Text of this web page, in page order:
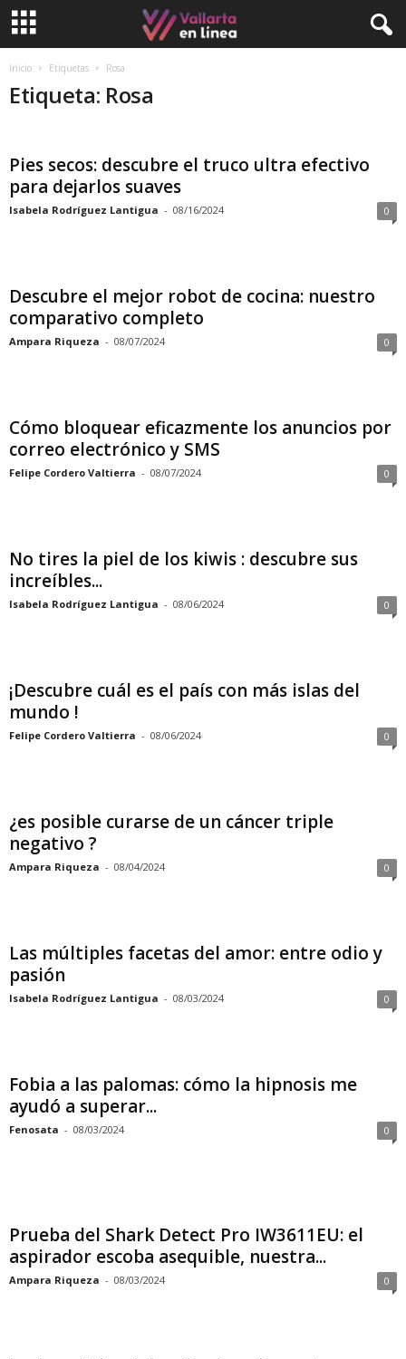
Inicio Etiquetas Rosa
Etiqueta: Rosa
Pies secos: descubre el truco ultra efectivo
para dejarlos suaves
Isabela Rodríguez Lantigua - 08/16/2024 0
Descubre el mejor robot de cocina: nuestro
comparativo completo
Ampara Riqueza - 08/07/2024 0
Cómo bloquear eficazmente los anuncios por
correo electrónico y SMS
Felipe Cordero Valtierra - 08/07/2024 0
No tires la piel de los kiwis : descubre sus
increíbles...
Isabela Rodríguez Lantigua - 08/06/2024 0
¡Descubre cuál es el país con más islas del
mundo !
Felipe Cordero Valtierra - 08/06/2024 0
¿es posible curarse de un cáncer triple
negativo ?
Ampara Riqueza - 08/04/2024 0
Las múltiples facetas del amor: entre odio y
pasión
Isabela Rodríguez Lantigua - 08/03/2024 0
Fobia a las palomas: cómo la hipnosis me
ayudó a superar...
Fenosata - 08/03/2024 0
Prueba del Shark Detect Pro IW3611EU: el
aspirador escoba asequible, nuestra...
Ampara Riqueza - 08/03/2024 0